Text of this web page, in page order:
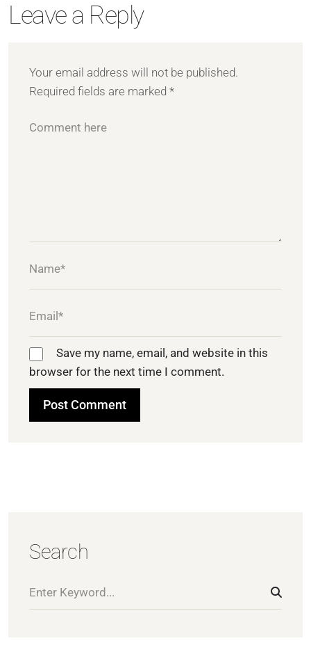
Leave a Reply
Your email address will not be published.
Required fields are marked *
Save my name, email, and website in this
browser for the next time I comment.
Search